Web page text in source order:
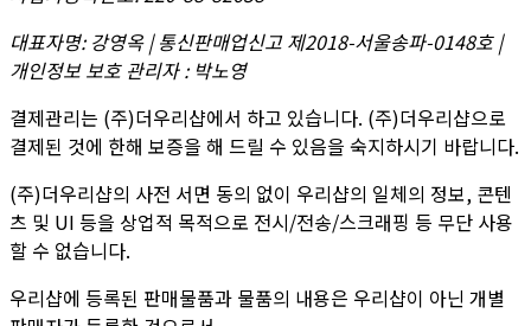
대표자명:강영옥 | 통신판매업신고 제2018-서울송파-0148호 |
개인정보 보호 관리자 : 박노영
결제관리는 (주)더우리샵에서 하고 있습니다. (주)더우리샵으로
결제된 것에 한해 보증을 해 드릴 수 있음을 숙지하시기 바랍니다.
(주)더우리샵의 사전 서면 동의 없이 우리샵의 일체의 정보, 콘텐
츠 및 UI 등을 상업적 목적으로 전시/전송/스크래핑 등 무단 사용
할 수 없습니다.
우리샵에 등록된 판매물품과 물품의 내용은 우리샵이 아닌 개별